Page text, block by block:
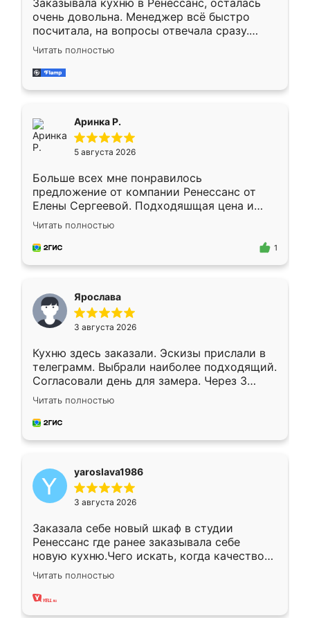
Заказывала кухню в Ренессанс, осталась
очень довольна. Менеджер всё быстро
посчитала, на вопросы отвечала сразу.
Замерщик приехал в субботу, подошёл к
делу со всей ответственностью. Собрали
за день, ребята работали аккуратно, даже
Читать полностью
Аринка Р.
5 августа 2026
Больше всех мне понравилось
предложение от компании Ренессанс от
Елены Сергеевой. Подходяшщая цена и
короткие сроки изготовления. Приехавший
для замера сотрудник Владислав
предложил по моему эскизу самый
Читать полностью
1
Ярослава
3 августа 2026
Кухню здесь заказали. Эскизы прислали в
телеграмм. Выбрали наиболее подходящий.
Согласовали день для замера. Через 3
недели кухня была уже готова. Остались
довольны работой. Спасибо Ренессанс
мебель за качественную работу!
Читать полностью
yaroslava1986
3 августа 2026
Заказала себе новый шкаф в студии
Ренессанс где ранее заказывала себе
новую кухню.Чего искать, когда качеством
вполне довольна. Служит кухня уже почти
два года, нареканий нет.
Читать полностью